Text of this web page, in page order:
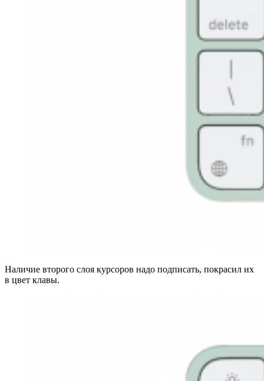
Наличие второго слоя курсоров надо подписать, покрасил их
в цвет клавы.